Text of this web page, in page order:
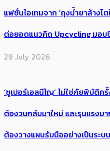
แฟชั่นไอเทมจาก ‘ถุงน้ำยาล้างไ
ต่อยอดแนวคิด Upcycling มอบ
29 July 2026
‘ซูเปอร์เอลนีโญ’ ไม่ใช่ภัยพิบัติค
ต้อง​วนกลับมาใหม่ และรุนแรงม
ต้องวางแผนรับมืออย่างเป็นระบ